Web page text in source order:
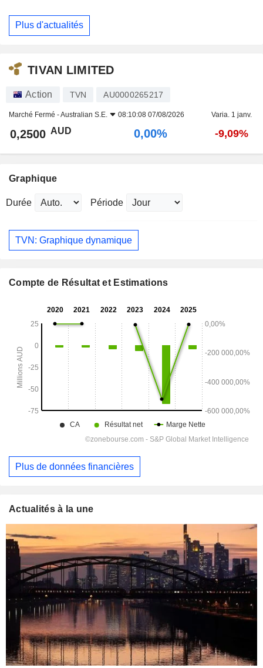
Plus d'actualités
TIVAN LIMITED
Action TVN AU0000265217
Marché Fermé -Australian S.E. 08:10:08 07/08/2026 Varia. 1 janv.
0,2500 AUD 0,00% -9,09%
Graphique
Durée Période
TVN: Graphique dynamique
Compte de Résultat et Estimations
Plus de données financières
Actualités à la une